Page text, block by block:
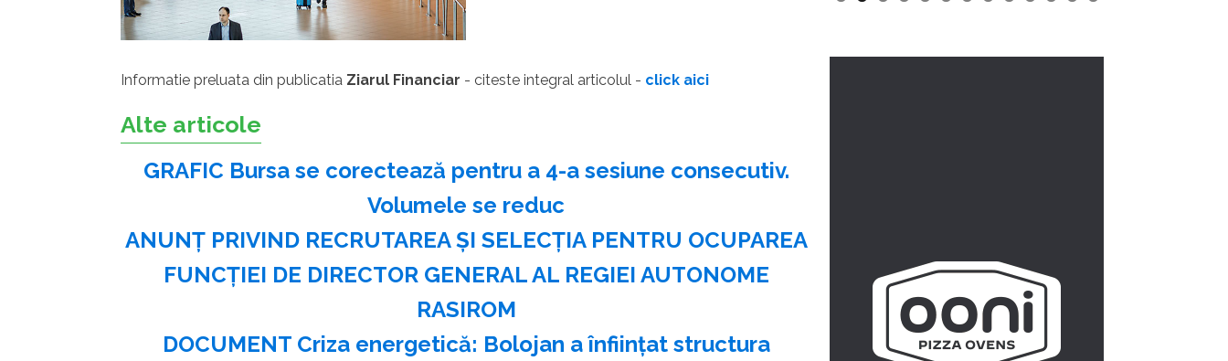
Informatie preluata din publicatia Ziarul Financiar - citeste integral articolul - click aici
Alte articole
GRAFIC Bursa se corectează pentru a 4-a sesiune consecutiv.
Volumele se reduc
ANUNŢ PRIVIND RECRUTAREA ŞI SELECŢIA PENTRU OCUPAREA
FUNCŢIEI DE DIRECTOR GENERAL AL REGIEI AUTONOME
RASIROM
DOCUMENT Criza energetică: Bolojan a înființat structura